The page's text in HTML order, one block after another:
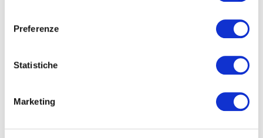
Preferenze
Statistiche
Marketing